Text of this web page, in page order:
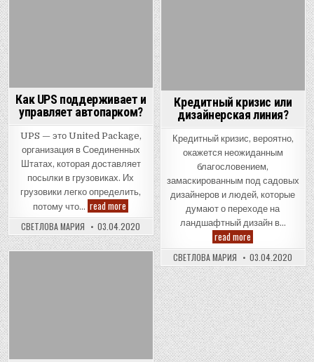
Как UPS поддерживает и
управляет автопарком?
UPS — это United Package,
организация в Соединенных
Штатах, которая доставляет
посылки в грузовиках. Их
грузовики легко определить,
потому что… read more
UPS
поддерживает
и
управляет
автопарком?
СВЕТЛОВА МАРИЯ 03.04.2020
Кредитный кризис или
дизайнерская линия?
Кредитный кризис, вероятно,
окажется неожиданным
благословением,
замаскированным под садовых
дизайнеров и людей, которые
думают о переходе на
ландшафтный дизайн в…
read more
кризис
или
дизайнерская
линия?
СВЕТЛОВА МАРИЯ 03.04.2020